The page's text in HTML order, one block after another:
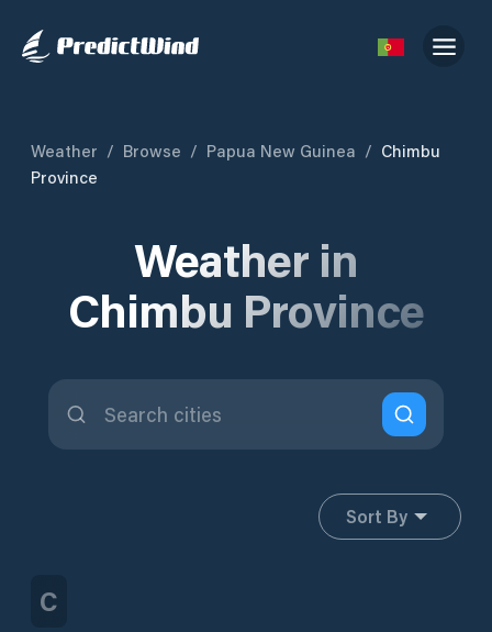
Weather / Browse / Papua New Guinea / Chimbu
Province
Weather in
Chimbu Province
Sort By
C